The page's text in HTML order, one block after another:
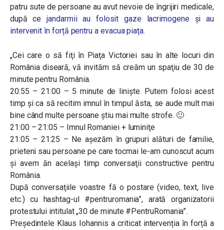
patru sute de persoane au avut nevoie de îngrijiri medicale,
după cejandarmii au folosit gaze lacrimogene și au
intervenit în forță pentru a evacua piața.
„Cei care o să fiţi în Piaţa Victoriei sau în alte locuri din
România diseară, vă invităm să creăm un spaţiu de 30 de
minute pentru România.
20:55 – 21:00 – 5 minute de linişte. Putem folosi acest
timp şi ca să recitim imnul în timpul ăsta, se aude mult mai
bine când multe persoane ştiu mai multe strofe. 🙂
21:00 – 21:05 – Imnul Romaniei + luminiţe
21:05 – 21:25 – Ne aşezăm în grupuri alături de familie,
prieteni sau persoane pe care tocmai le-am cunoscut acum
şi avem ăn acelaşi timp conversaţii constructive pentru
România.
După conversaţiile voastre fă o postare (video, text, live
etc.) cu hashtag-ul #pentruromania”, arată organizatorii
protestului intitulat „30 de minute #PentruRomania”.
Președintele Klaus Iohannis a criticat intervenția în forță a